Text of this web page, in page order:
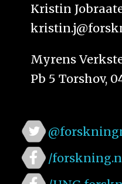
Kristin
Myrens
Pb 5 Torshov,
/